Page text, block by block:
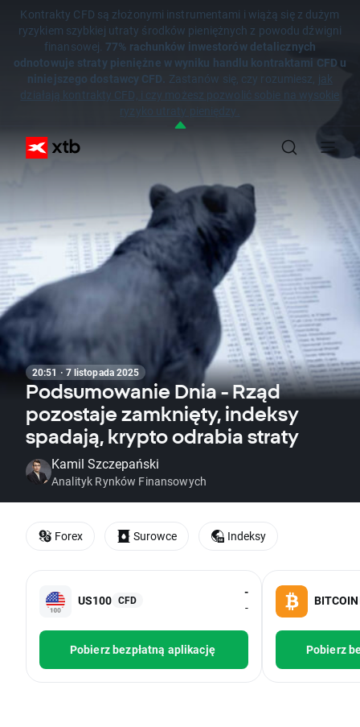
Kontrakty CFD są złożonymi instrumentami i wiążą się z dużym
ryzykiem szybkiej utraty środków pieniężnych z powodu dźwigni
finansowej. 77% rachunków inwestorów detalicznych
odnotowuje straty pieniężne w wyniku handlu kontraktami CFD u
niniejszego dostawcy CFD. Zastanów się, czy rozumiesz, jak
działają kontrakty CFD, i czy możesz pozwolić sobie na wysokie
ryzyko utraty pieniędzy.
20:51 · 7 listopada 2025
Podsumowanie Dnia - Rząd
pozostaje zamknięty, indeksy
spadają, krypto odrabia straty
Kamil Szczepański
Analityk Rynków Finansowych
US100 CFD
-
-
Pobierz bezpłatną aplikację
BITCOIN
Pobierz
Forex Surowce Indeksy